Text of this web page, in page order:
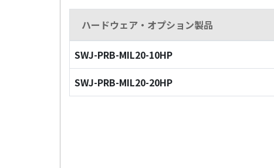
ハードウェア・オプション製品
SWJ-PRB-MIL20-10HP
SWJ-PRB-MIL20-20HP